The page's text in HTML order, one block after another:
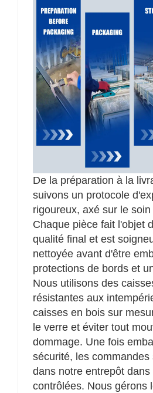
De la préparation à la
suivons un protocole
rigoureux, axé sur le
Chaque pièce fait l'objet
qualité final et est
nettoyée avant d'être
protections de bords et
Nous utilisons des
résistantes aux
caisses en bois sur
le verre et éviter tout
dommage. Une fois
sécurité, les commandes
dans notre entrepôt
contrôlées. Nous gérons